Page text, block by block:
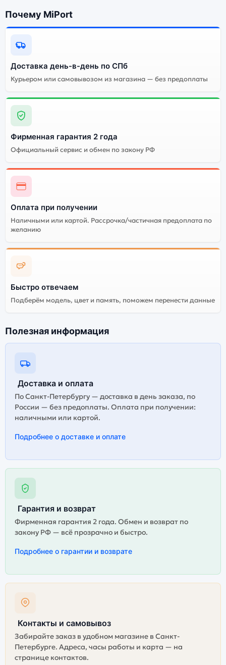
Энергоемкий
Огромный выбор
Высокое качество
сборки
Стоимость смартфона
(Dual nano SIM) 256Gb
Black (Чёрный)
смартфона Apple iPhone 16 Plus (Dual nano SIM) 256Gb
Black (Чёрный). Мы рекомендуем выбирать
оригинальной версию — она полностью
адаптирована и поддерживает все сервисы. Не
оригинальная версия может стоить дешевле, но
корректная работа сервисов не гарантируется.
Почему MiPort
Доставка день-в-день по СПб
Курьером или самовывозом из магазина — без предоплаты
Фирменная гарантия 2 года
Официальный сервис и обмен по закону РФ
Оплата при получении
Наличными или картой. Рассрочка/частичная предоплата по
желанию
Быстро отвечаем
Подберём модель, цвет и память, поможем перенести данные
Полезная информация
Доставка и оплата
По Санкт-Петербургу — доставка в день заказа, по
России — без предоплаты. Оплата при получении:
наличными или картой.
Подробнее о доставке и оплате
Гарантия и возврат
Фирменная гарантия 2 года. Обмен и возврат по
закону РФ — всё прозрачно и быстро.
Подробнее о гарантии и возврате
Контакты и самовывоз
Забирайте заказ в удобном магазине в Санкт-
Петербурге. Адреса, часы работы и карта — на
странице контактов.